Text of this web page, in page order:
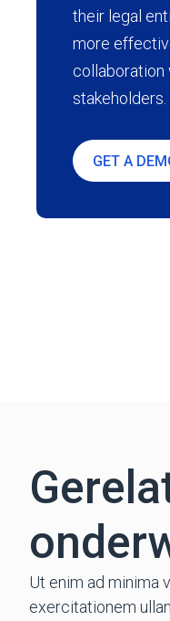
their legal
more
collaboration
stakeholders.
GET A
Ut enim ad minima
exercitationem